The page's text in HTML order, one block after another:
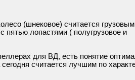
(шнековое) считается
пятью лопастями ( полугрузовое и
для ВД, есть понятие
считается лучшим по